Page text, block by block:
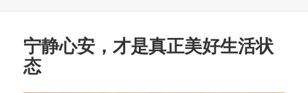
宁静心安，才是真正美好生活状
态